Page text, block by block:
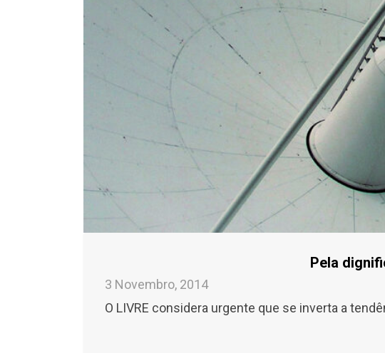
Pela
3 Novembro, 2014
O LIVRE considera urgente que se inverta a